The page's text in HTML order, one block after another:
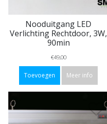
Nooduitgang LED
Verlichting Rechtdoor, 3W,
90min
€49,00
Toevoegen Meer info